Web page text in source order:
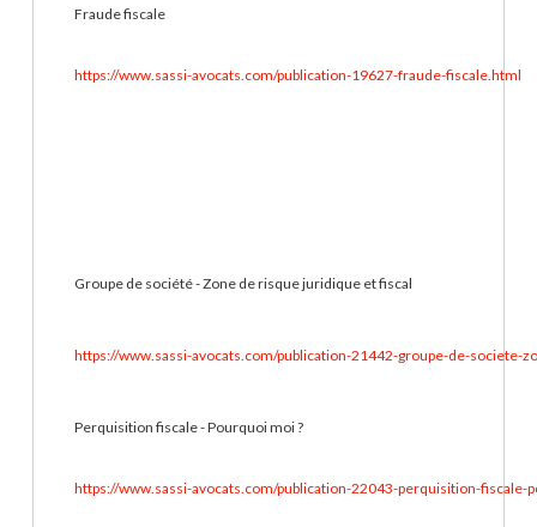
Fraude fiscale
https://www.sassi-avocats.com/publication-19627-fraude-fiscale.html
Groupe de société - Zone de risque juridique et fiscal
https://www.sassi-avocats.com/publication-21442-groupe-de-societe-
Perquisition fiscale - Pourquoi moi ?
https://www.sassi-avocats.com/publication-22043-perquisition-fiscale-